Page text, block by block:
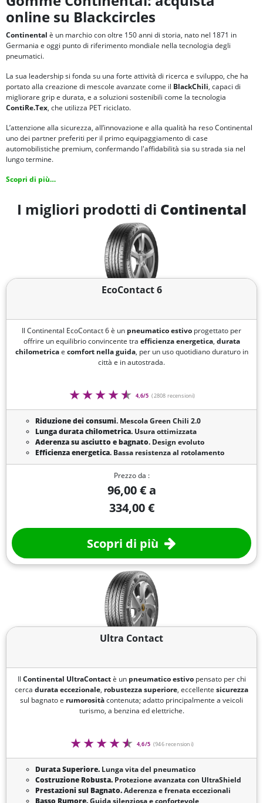
online su Blackcircles
Continental è un marchio con oltre 150 anni di storia, nato nel 1871 in
Germania e oggi punto di riferimento mondiale nella tecnologia degli
pneumatici.
La sua leadership si fonda su una forte attività di ricerca e sviluppo, che ha
portato alla creazione di mescole avanzate come il BlackChili, capaci di
migliorare grip e durata, e a soluzioni sostenibili come la tecnologia
ContiRe.Tex, che utilizza PET riciclato.
L’attenzione alla sicurezza, all’innovazione e alla qualità ha reso Continental
uno dei partner preferiti per il primo equipaggiamento di case
automobilistiche premium, confermando l'affidabilità sia su strada sia nel
lungo termine.
Scopri di più…
I migliori prodotti di Continental
EcoContact 6
Il Continental EcoContact 6 è un pneumatico estivo progettato per
offrire un equilibrio convincente tra efficienza energetica, durata
chilometricae comfort nella guida, per un uso quotidiano duraturo in
città e in autostrada.
4,6/5 (2808 recensioni)
Riduzione dei consumi. Mescola Green Chili 2.0
Lunga durata chilometrica. Usura ottimizzata
Aderenza su asciutto e bagnato. Design evoluto
Efficienza energetica. Bassa resistenza al rotolamento
Prezzo da :
96,00 € a
334,00 €
Scopri di più
Ultra Contact
Il Continental UltraContactè un pneumatico estivopensato per chi
cerca durata eccezionale, robustezza superiore, eccellente sicurezza
sul bagnato e rumorositàcontenuta; adatto principalmente a veicoli
turismo, a benzina ed elettriche.
4,6/5 (946 recensioni)
Durata Superiore.Lunga vita del pneumatico
Costruzione Robusta.Protezione avanzata con UltraShield
Prestazioni sul Bagnato.Aderenza e frenata eccezionali
Basso Rumore.Guida silenziosa e confortevole